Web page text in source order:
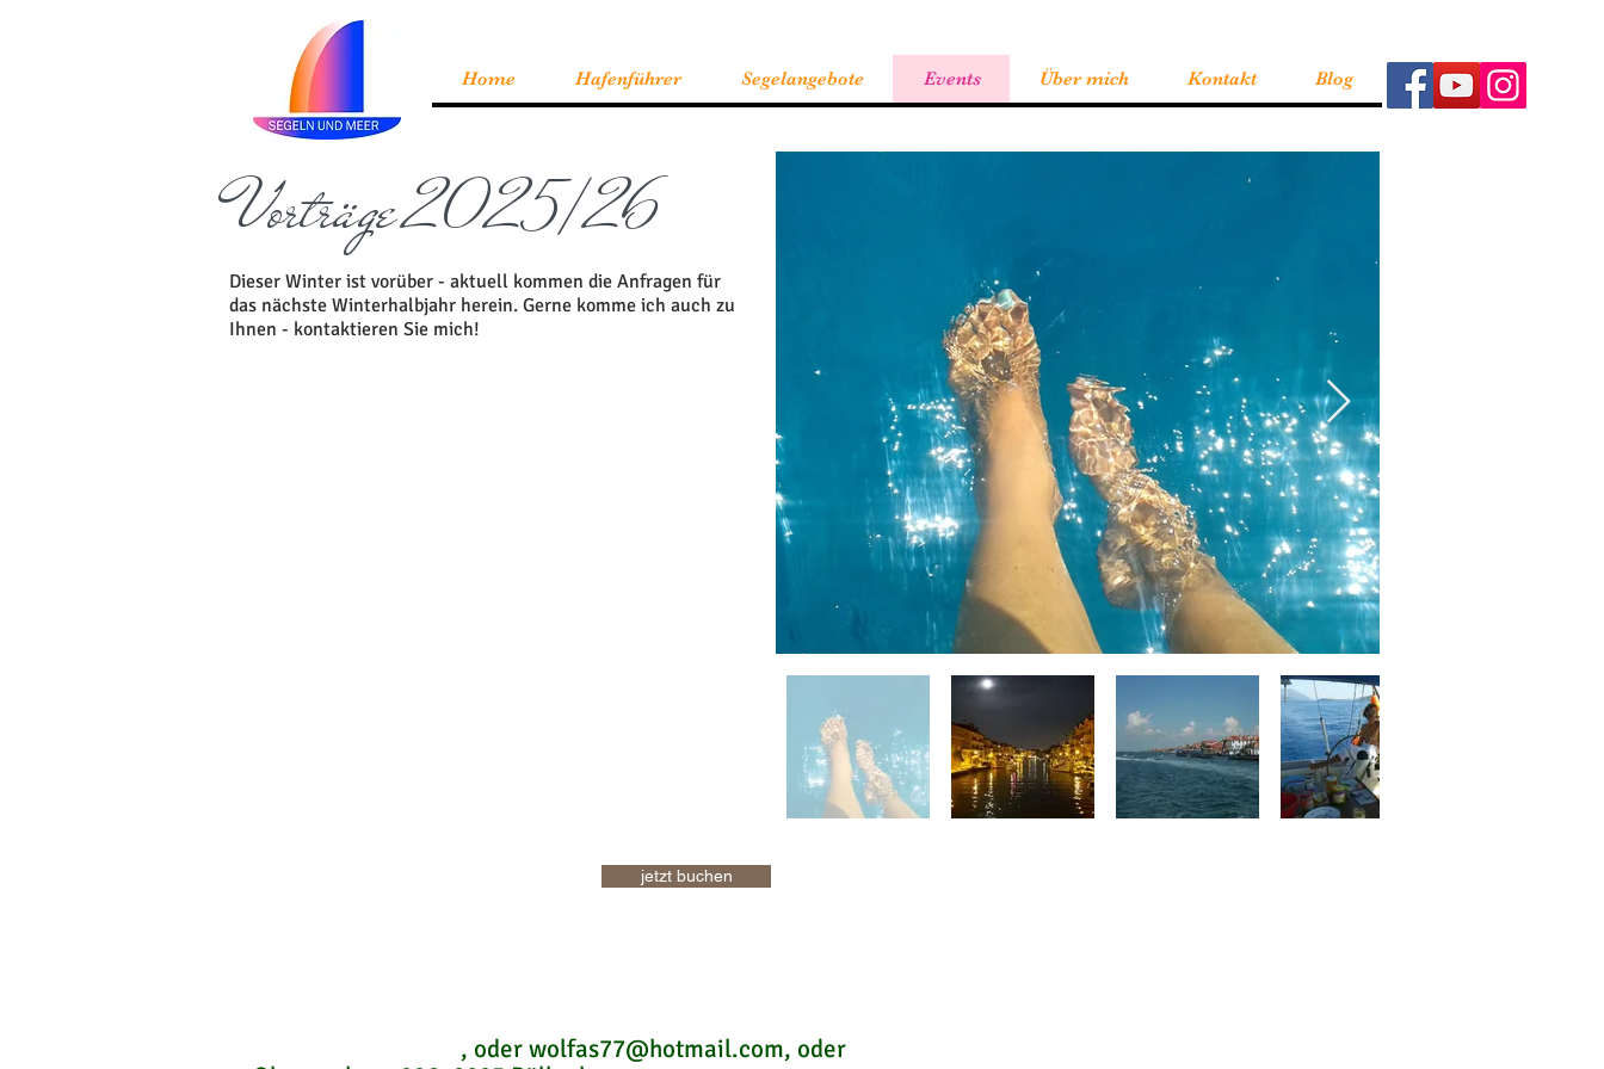
Home Hafenführer Segelangebote Events Über mich Kontakt Blog
Vorträge 2025/26
Dieser Winter ist vorüber - aktuell kommen die Anfragen für
das nächste Winterhalbjahr herein. Gerne komme ich auch zu
Ihnen - kontaktieren Sie mich!
jetzt buchen
, oder wolfas77@hotmail.com, oder